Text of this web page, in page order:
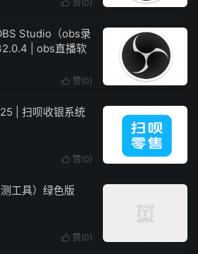
 赞(0)
Studio（obs录
| obs直播软
 赞(0)
| 扫呗收银系统
 赞(0)
工具）绿色版
 赞(0)